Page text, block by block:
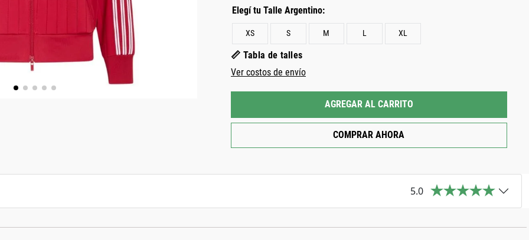
S M L XL
XS
📏 Tabla de talles
Ver costos de envío
AGREGAR AL CARRITO
COMPRAR AHORA
5.0